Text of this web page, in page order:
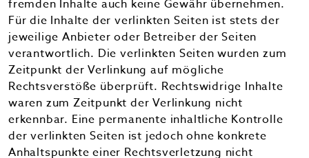
fremden Inhalte auch keine Gewähr übernehmen.
Für die Inhalte der verlinkten Seiten ist stets der
jeweilige Anbieter oder Betreiber der Seiten
verantwortlich. Die verlinkten Seiten wurden zum
Zeitpunkt der Verlinkung auf mögliche
Rechtsverstöße überprüft. Rechtswidrige Inhalte
waren zum Zeitpunkt der Verlinkung nicht
erkennbar. Eine permanente inhaltliche Kontrolle
der verlinkten Seiten ist jedoch ohne konkrete
Anhaltspunkte einer Rechtsverletzung nicht